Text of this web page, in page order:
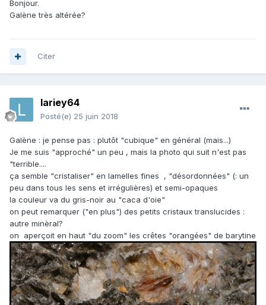
Bonjour.
Galène très altérée?
Citer
lariey64
Posté(e) 25 juin 2018
Galène : je pense pas : plutôt "cubique" en général (mais...)
Je me suis "approché" un peu , mais la photo qui suit n'est pas
"terrible....
ça semble "cristaliser" en lamelles fines , "désordonnées" (: un
peu dans tous les sens et irrégulières) et semi-opaques
la couleur va du gris-noir au "caca d'oie"
on peut remarquer ("en plus") des petits cristaux translucides :
autre minèral?
on aperçoit en haut "du zoom" les crêtes "orangées" de barytine